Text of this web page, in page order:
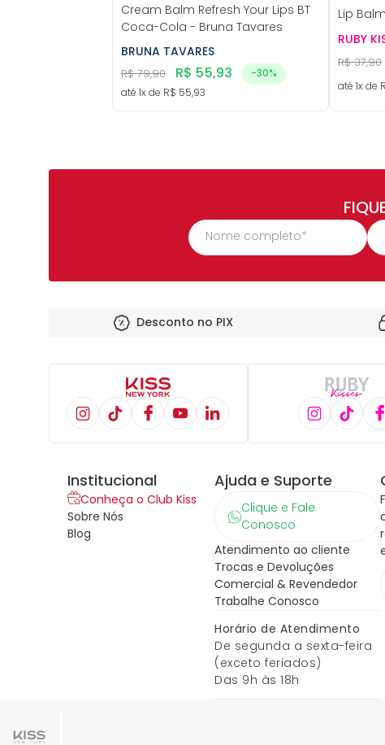
Cream Balm Refresh Your Lips BT
Coca-Cola - Bruna Tavares
BRUNA TAVARES
R$ 79,90 R$ 55,93 -30%
até 1x de R$ 55,93
Lip
RUBY
R$ 37,90
até 1x de
Desconto no PIX
Institucional
Conheça o Club Kiss
Sobre Nós
Blog
Ajuda e Suporte
Clique e Fale
Conosco
Atendimento ao cliente
Trocas e Devoluções
Comercial & Revendedor
Trabalhe Conosco
Horário de Atendimento
De segunda a sexta-feira
(exceto feriados)
Das 9h às 18h